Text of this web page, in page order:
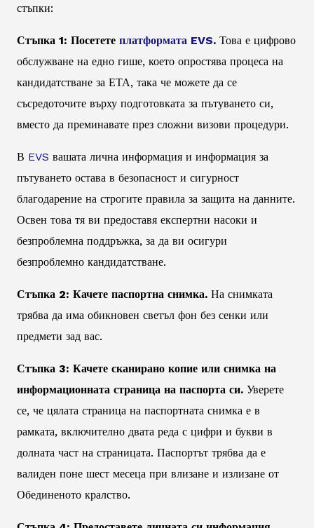
стъпки:
Стъпка 1: Посетете платформата EVS. Това е цифрово
обслужване на едно гише, което опростява процеса на
кандидатстване за ЕТА, така че можете да се
съсредоточите върху подготовката за пътуването си,
вместо да преминавате през сложни визови процедури.
В EVS вашата лична информация и информация за
пътуването остава в безопасност и сигурност
благодарение на строгите правила за защита на данните.
Освен това тя ви предоставя експертни насоки и
безпроблемна поддръжка, за да ви осигури
безпроблемно кандидатстване.
Стъпка 2: Качете паспортна снимка. На снимката
трябва да има обикновен светъл фон без сенки или
предмети зад вас.
Стъпка 3: Качете сканирано копие или снимка на
информационната страница на паспорта си. Уверете
се, че цялата страница на паспортната снимка е в
рамката, включително двата реда с цифри и букви в
долната част на страницата. Паспортът трябва да е
валиден поне шест месеца при влизане и излизане от
Обединеното кралство.